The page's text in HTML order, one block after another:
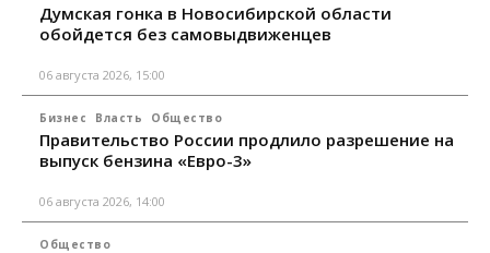
Думская гонка в Новосибирской области
обойдется без самовыдвиженцев
06 августа 2026, 15:00
Бизнес Власть Общество
Правительство России продлило разрешение на
выпуск бензина «Евро-3»
06 августа 2026, 14:00
Общество